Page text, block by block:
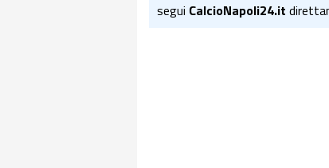
segui CalcioNapoli24.it